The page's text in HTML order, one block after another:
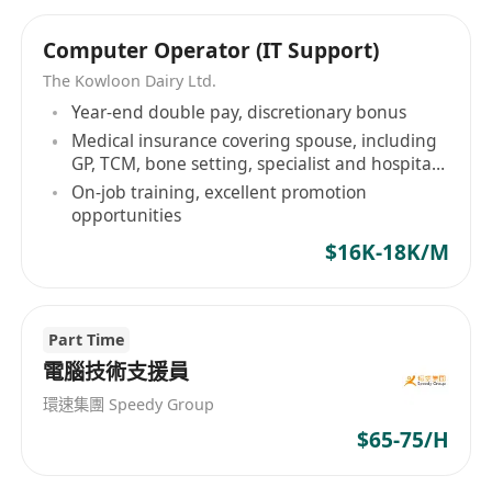
Computer Operator (IT Support)
The Kowloon Dairy Ltd.
Year-end double pay, discretionary bonus
Medical insurance covering spouse, including
GP, TCM, bone setting, specialist and hospital
insurance
On-job training, excellent promotion
opportunities
$16K-18K/M
Part Time
電腦技術支援員
環速集團 Speedy Group
$65-75/H